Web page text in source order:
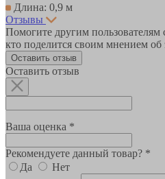
Длина: 0,9 м
Отзывы
Помогите другим
кто поделится своим мнением об
Оставить отзыв
Оставить отзыв
Ваша оценка *
Рекомендуете данный товар? *
Да
Нет